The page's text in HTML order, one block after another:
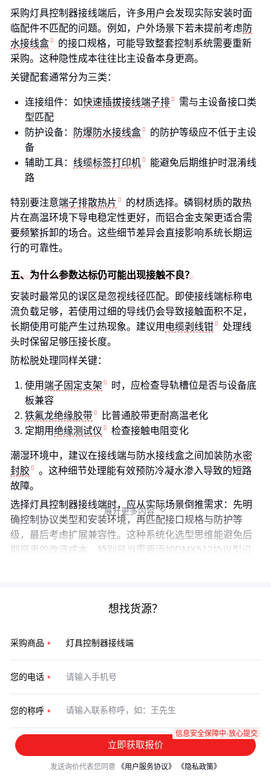
采购灯具控制器接线端后，许多用户会发现实际安装时面
临配件不匹配的问题。例如，户外场景下若未提前考虑 防
水接线盒
的接口规格，可能导致整套控制系统需要重新
采购。这种隐性成本往往比主设备本身更高。
关键配套通常分为三类：
连接组件：如快速插拔接线端子排
需与主设备接口类
型匹配
防护设备：
防爆防水接线盒
的防护等级应不低于主设
备
辅助工具： 线缆标签打印机
能避免后期维护时混淆线
路
特别要注意端子排散热片
的材质选择。磷铜材质的散热
片在高温环境下导电稳定性更好，而铝合金支架更适合需
要频繁拆卸的场合。这些细节差异会直接影响系统长期运
行的可靠性。
五、为什么参数达标仍可能出现接触不良？
安装时最常见的误区是忽视线径匹配。即使接线端标称电
流负载足够，若使用过细的导线仍会导致接触面积不足，
长期使用可能产生过热现象。建议用 电缆剥线钳
处理线
头时保留足够压接长度。
防松脱处理同样关键：
使用端子固定支架
时，应检查导轨槽位是否与设备底
板兼容
铁氟龙绝缘胶带
比普通胶带更耐高温老化
定期用绝缘测试仪 检查接触电阻变化
潮湿环境中，建议在接线端与防水接线盒之间加装防水密
封胶
。这种细节处理能有效预防冷凝水渗入导致的短路
故障。
选择灯具控制器接线端时，应从实际场景倒推需求：先明
确控制协议类型和安装环境，再匹配接口规格与防护等
级，最后考虑扩展兼容性。这种系统化选型思维能避免后
期昂贵的改造成本，特别是当需要添加DMX512协议型设
展开更多内容 
想找货源？
采购商品
您的电话
您的称呼
立即获取报价
信息安全保障中·放心提交
发送询价代表您同意 《用户服务协议》 《隐私政策》